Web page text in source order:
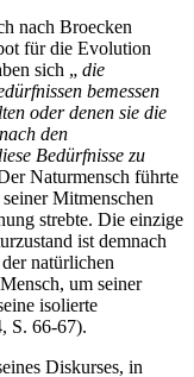
nach Broecken
für die Evolution
sich „ die
bemessen
oder denen sie die
den
Bedürfnisse zu
Naturmensch führte
Mitmenschen
strebte. Die einzige
ist demnach
natürlichen
um seiner
isolierte
S. 66-67).
Diskurses, in